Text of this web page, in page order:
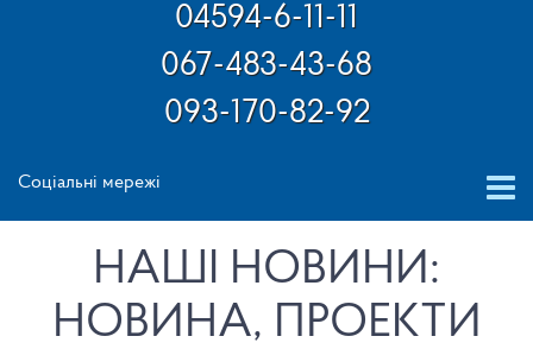
04594-6-11-11
067-483-43-68
093-170-82-92
Соціальні мережі
НАШІ НОВИНИ:
НОВИНА, ПРОЕКТИ